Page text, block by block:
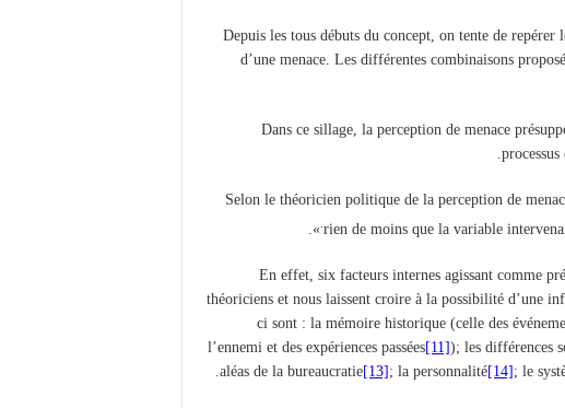
Depuis les tous débuts du concept, on tente de
d’une menace. Les différentes combinaisons
Dans ce sillage, la perception de menace
Selon le théoricien politique de la perception de
rien de moins que la variable
.
».
En effet, six facteurs internes agissant comme
théoriciens et nous laissent croire à la possibilité d’une
ci sont : la mémoire historique (celle des
l’ennemi et des expériences passées[11]); les différences
aléas de la bureaucratie[13] ; la personnalité[14] ; le
.